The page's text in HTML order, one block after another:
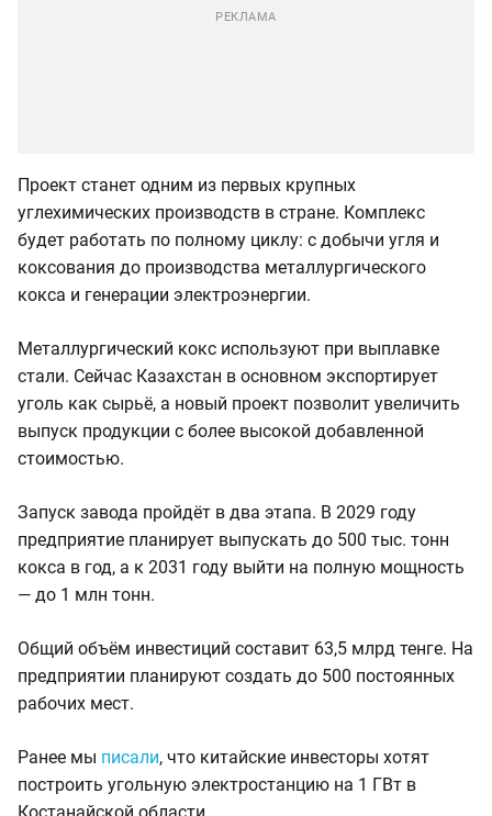
Проект станет одним из первых крупных
углехимических производств в стране. Комплекс
будет работать по полному циклу: с добычи угля и
коксования до производства металлургического
кокса и генерации электроэнергии.
Металлургический кокс используют при выплавке
стали. Сейчас Казахстан в основном экспортирует
уголь как сырьё, а новый проект позволит увеличить
выпуск продукции с более высокой добавленной
стоимостью.
Запуск завода пройдёт в два этапа. В 2029 году
предприятие планирует выпускать до 500 тыс. тонн
кокса в год, а к 2031 году выйти на полную мощность
— до 1 млн тонн.
Общий объём инвестиций составит 63,5 млрд тенге. На
предприятии планируют создать до 500 постоянных
рабочих мест.
Ранее мы писали, что китайские инвесторы хотят
построить угольную электростанцию на 1 ГВт в